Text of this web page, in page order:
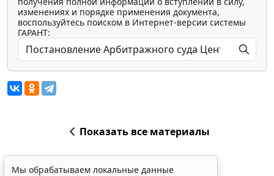
изменениях и порядке применения документа,
воспользуйтесь поиском в Интернет-версии системы
ГАРАНТ:
Показать все материалы
Мы обрабатываем локальные данные